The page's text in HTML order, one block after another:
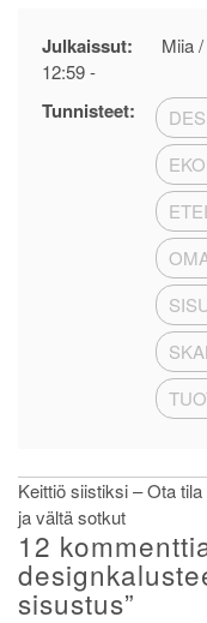
Julkaissut: Miia
12:59-
Tunnisteet:
Artikkelien
selaus
Keittiö siistiksi – Ota tila
ja vältä sotkut
12
sisustus”